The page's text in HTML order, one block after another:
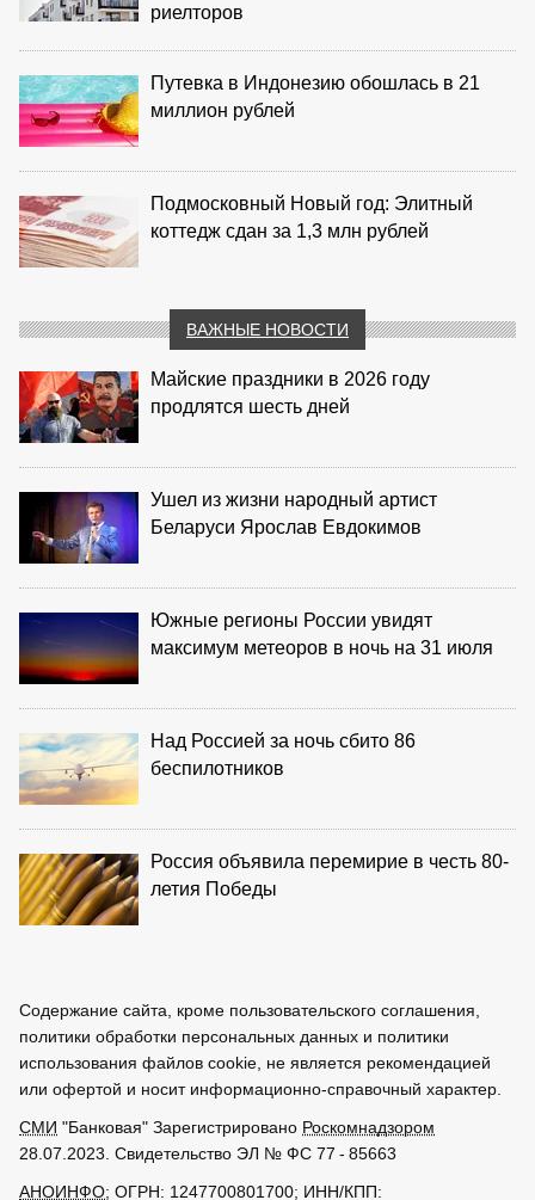
риелторов
Путевка в Индонезию обошлась в 21
миллион рублей
Подмосковный Новый год: Элитный
коттедж сдан за 1,3 млн рублей
ВАЖНЫЕ НОВОСТИ
Майские праздники в 2026 году
продлятся шесть дней
Ушел из жизни народный артист
Беларуси Ярослав Евдокимов
Южные регионы России увидят
максимум метеоров в ночь на 31 июля
Над Россией за ночь сбито 86
беспилотников
Россия объявила перемирие в честь 80-
летия Победы
Содержание сайта, кроме пользовательского соглашения,
политики обработки персональных данных и политики
использования файлов cookie, не является рекомендацией
или офертой и носит информационно-справочный характер.
СМИ "Банковая" Зарегистрировано Роскомнадзором
28.07.2023. Свидетельство ЭЛ № ФС 77 - 85663
АНОИНФО; ОГРН: 1247700801700; ИНН/КПП: